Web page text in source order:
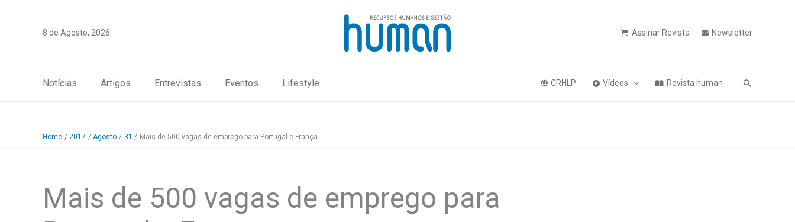
8 de Agosto, 2026 Assinar Revista Newsletter
Notícias Artigos Entrevistas Eventos Lifestyle CRHLP Vídeos Revista human Pesquisa
Home 2017 Agosto 31 Mais de 500 vagas de emprego para Portugal e França
Mais de 500 vagas de emprego para